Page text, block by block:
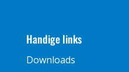
Handige links
Downloads